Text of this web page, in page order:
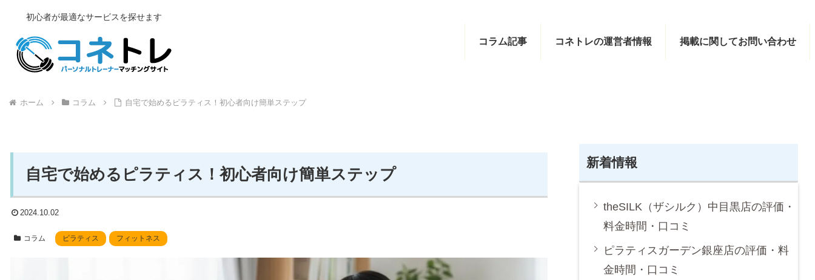
初心者が最適なサービスを探せます
コラム記事 コネトレの運営者情報 掲載に関してお問い合わせ
ホーム コラム 自宅で始めるピラティス！初心者向け簡単ステップ
自宅で始めるピラティス！初心者向け簡単ステップ
2024.10.02
コラム ピラティス フィットネス
新着情報
theSILK（ザシルク）中目黒店の評価・
料金時間・口コミ
ピラティスガーデン銀座店の評価・料
金時間・口コミ